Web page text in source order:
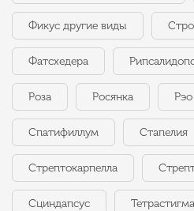
Фикус другие виды
Фатсхедера
Роза Росянка Рэо
Спатифиллум Стапелия
Стрептокарпелла
Сциндапсус Тетрастигма